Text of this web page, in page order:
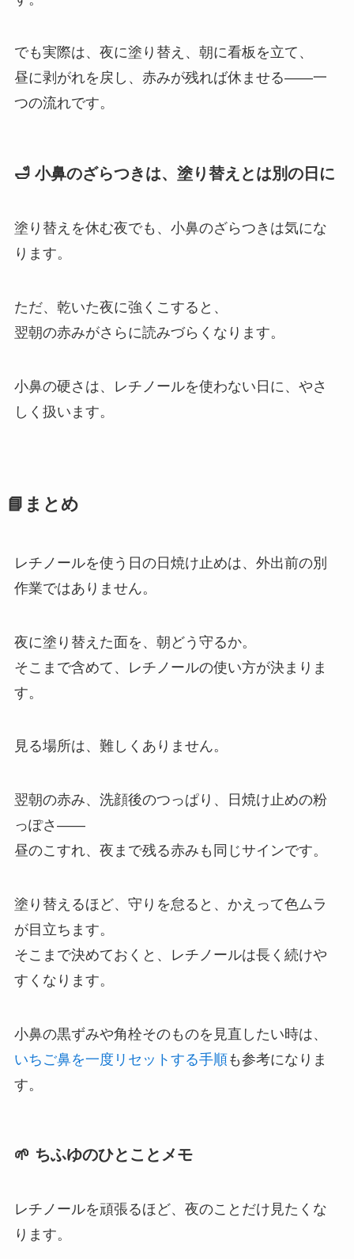
でも実際は、夜に塗り替え、朝に看板を立て、
昼に剥がれを戻し、赤みが残れば休ませる――一
つの流れです。
🛁 小鼻のざらつきは、塗り替えとは別の日に
塗り替えを休む夜でも、小鼻のざらつきは気にな
ります。
ただ、乾いた夜に強くこすると、
翌朝の赤みがさらに読みづらくなります。
小鼻の硬さは、レチノールを使わない日に、やさ
しく扱います。
📘まとめ
レチノールを使う日の日焼け止めは、外出前の別
作業ではありません。
夜に塗り替えた面を、朝どう守るか。
そこまで含めて、レチノールの使い方が決まりま
す。
見る場所は、難しくありません。
翌朝の赤み、洗顔後のつっぱり、日焼け止めの粉
っぽさ――
昼のこすれ、夜まで残る赤みも同じサインです。
塗り替えるほど、守りを怠ると、かえって色ムラ
が目立ちます。
そこまで決めておくと、レチノールは長く続けや
すくなります。
小鼻の黒ずみや角栓そのものを見直したい時は、
いちご鼻を一度リセットする手順も参考になりま
す。
🌱 ちふゆのひとことメモ
レチノールを頑張るほど、夜のことだけ見たくな
ります。